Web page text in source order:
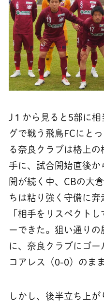
J１から見ると5部に
グで戦う飛鳥FCにと
る奈良クラブは格上
手に、試合開始直後
開が続く中、CBの大
ちは粘り強く守備に奔
「相手をリスペクト
ーできた。狙い通りの
に、奈良クラブにゴー
コアレス（0-0）のま
しかし、後半立ち上